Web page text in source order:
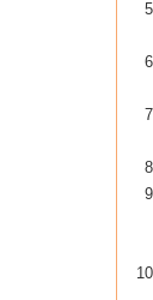
8
8
6
7
8
5
6
7
8
ク
4
5
7
8
2
3
4
5
6
7
8
接点
2
3
4
5
6
8
1
す
3
な
4
5
6
7
開
1
2
3
4
5
6
7
8
1
2
3
4
5
6
1
業
2
3
4
5
1
2
3
1
ら
2
1
す
2
1